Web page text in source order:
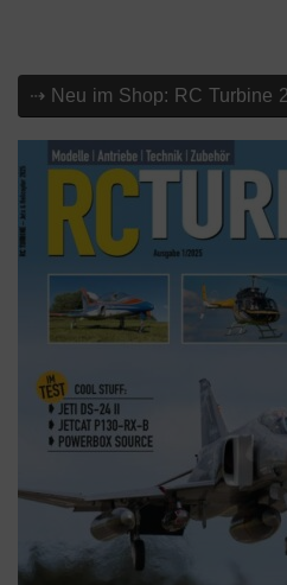
⇢ Neu im Shop: RC Turbine